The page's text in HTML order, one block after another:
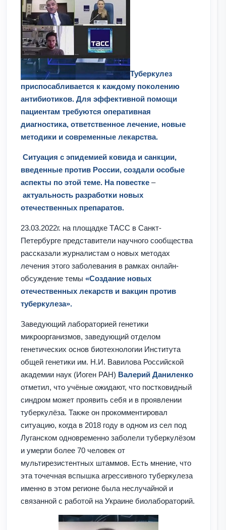
Туберкулез
приспосабливается к каждому поколению
антибиотиков. Для эффективной помощи
пациентам требуются оперативная
диагностика, ответственное лечение, новые
методики и современные лекарства.
Ситуация с эпидемией ковида и санкции,
введенные против России, создали особые
аспекты по этой теме. На повестке –
актуальность разработки новых
отечественных препаратов.
23.03.2022г. на площадке ТАСС в Санкт-
Петербурге представители научного сообщества
рассказали журналистам о новых методах
лечения этого заболевания в рамках онлайн-
обсуждение темы «Создание новых
отечественных лекарств и вакцин против
туберкулеза».
Заведующий лабораторией генетики
микроорганизмов, заведующий отделом
генетических основ биотехнологии Института
общей генетики им. Н.И. Вавилова Российской
академии наук (Иоген РАН) Валерий Даниленко
отметил, что учёные ожидают, что постковидный
синдром может проявить себя и в проявлении
туберкулёза. Также он прокомментировал
ситуацию, когда в 2018 году в одном из сел под
Луганском одновременно заболели туберкулёзом
и умерли более 70 человек от
мультирезистентных штаммов. Есть мнение, что
эта точечная вспышка агрессивного туберкулеза
именно в этом регионе была неслучайной и
связанной с работой на Украине биолабораторий.